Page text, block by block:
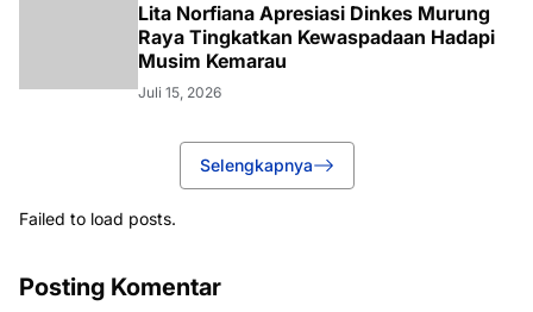
Lita Norfiana Apresiasi Dinkes Murung
Raya Tingkatkan Kewaspadaan Hadapi
Musim Kemarau
Juli 15, 2026
Selengkapnya
Failed to load posts.
Posting Komentar